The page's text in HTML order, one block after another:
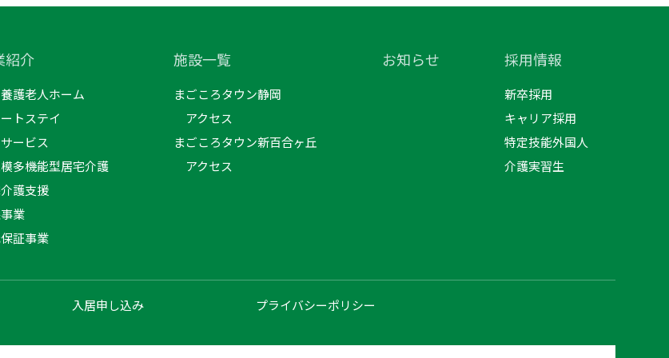
紹介
護老人ホーム
トステイ
ービス
多機能型居宅介護
護支援
業
証事業
施設一覧
まごころタウン静岡
アクセス
まごころタウン新百合ヶ丘
アクセス
お知らせ 採用情報
新卒採用
キャリア採用
特定技能外国人
介護実習生
入居申し込み プライバシーポリシー